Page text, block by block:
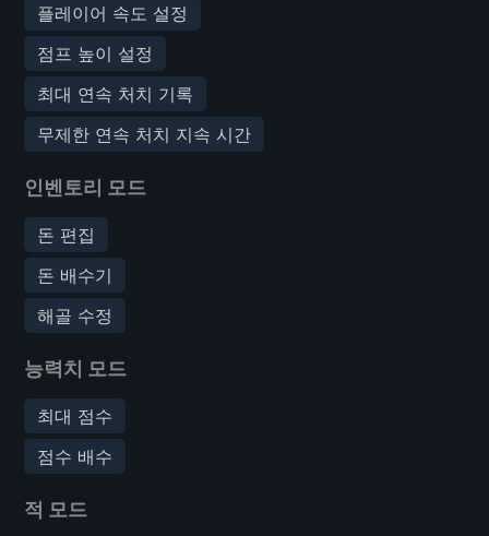
플레이어 속도 설정
점프 높이 설정
최대 연속 처치 기록
무제한 연속 처치 지속 시간
인벤토리 모드
돈 편집
돈 배수기
해골 수정
능력치 모드
최대 점수
점수 배수
적 모드